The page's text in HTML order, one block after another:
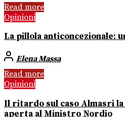
Read more
Opinioni
La pillola anticoncezionale:
Elena Massa
Read more
Opinioni
Il ritardo sul caso Almasri
aperta al Ministro Nordio